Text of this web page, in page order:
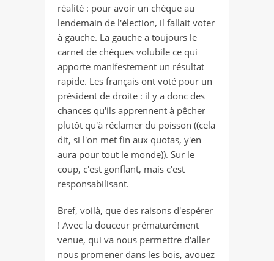
réalité : pour avoir un chèque au
lendemain de l'élection, il fallait voter
à gauche. La gauche a toujours le
carnet de chèques volubile ce qui
apporte manifestement un résultat
rapide. Les français ont voté pour un
président de droite : il y a donc des
chances qu'ils apprennent à pêcher
plutôt qu'à réclamer du poisson ((cela
dit, si l'on met fin aux quotas, y'en
aura pour tout le monde)). Sur le
coup, c'est gonflant, mais c'est
responsabilisant.
Bref, voilà, que des raisons d'espérer
! Avec la douceur prématurément
venue, qui va nous permettre d'aller
nous promener dans les bois, avouez